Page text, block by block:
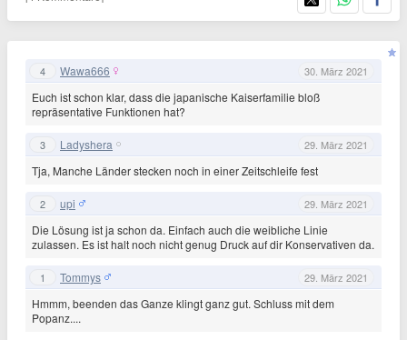
4 Wawa666 30. März 2021
Euch ist schon klar, dass die japanische Kaiserfamilie bloß
repräsentative Funktionen hat?
3 Ladyshera 29. März 2021
Tja, Manche Länder stecken noch in einer Zeitschleife fest
2 upi 29. März 2021
Die Lösung ist ja schon da. Einfach auch die weibliche Linie
zulassen. Es ist halt noch nicht genug Druck auf dir Konservativen da.
1 Tommys 29. März 2021
Hmmm, beenden das Ganze klingt ganz gut. Schluss mit dem
Popanz....